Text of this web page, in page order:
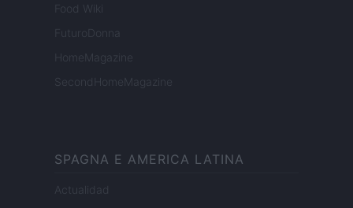
Food Wiki
FuturoDonna
HomeMagazine
SecondHomeMagazine
SPAGNA E AMERICA LATINA
Actualidad